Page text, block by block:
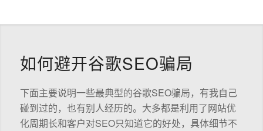
如何避开谷歌SEO骗局
下面主要说明一些最典型的谷歌SEO骗局，有我自己
碰到过的，也有别人经历的。大多都是利用了网站优
化周期长和客户对SEO只知道它的好处，具体细节不